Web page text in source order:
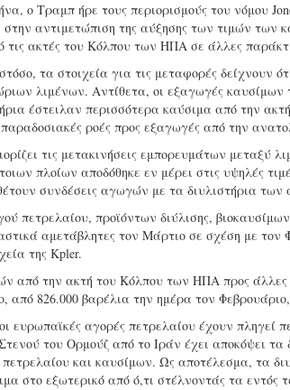
ο Τραμπ ήρε τους περιορισμούς του νόμου
στην αντιμετώπιση της αύξησης των τιμών
τις ακτές του Κόλπου των ΗΠΑ σε άλλες
τα στοιχεία για τις μεταφορές δείχνουν
λιμένων. Αντίθετα, οι εξαγωγές
έστειλαν περισσότερα καύσιμα από την
ροές προς εξαγωγές από την
τις μετακινήσεις εμπορευμάτων
πλοίων αποδόθηκε εν μέρει στις υψηλές
συνδέσεις αγωγών με τα διυλιστήρια
πετρελαίου, προϊόντων διύλισης,
αμετάβλητες τον Μάρτιο σε σχέση με
της Kpler.
από την ακτή του Κόλπου των ΗΠΑ προς
από 826.000 βαρέλια την ημέρα τον
ευρωπαϊκές αγορές πετρελαίου έχουν
του Ορμούζ από το Ιράν έχει αποκόψει τα
και καυσίμων. Ως αποτέλεσμα, τα
στο εξωτερικό από ό,τι στέλνοντάς τα